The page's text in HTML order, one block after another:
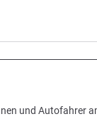
und Autofahrer